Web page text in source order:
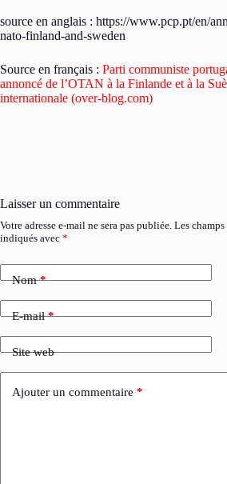
source en anglais : https://www.pcp.pt/en/
nato-finland-and-sweden
Source en français : Parti communiste
annoncé de l’OTAN à la Finlande et à la
internationale (over-blog.com)
Laisser un commentaire
Votre adresse e-mail ne sera pas publiée. Les
indiqués avec *
Nom*
E-mail*
Site web
Ajouter un commentaire *